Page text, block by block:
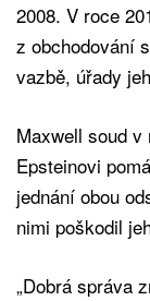
2008. V roce
z obchodování
vazbě, úřady
Maxwell soud
Epsteinovi
jednání obou
nimi poškodil
„Dobrá správa